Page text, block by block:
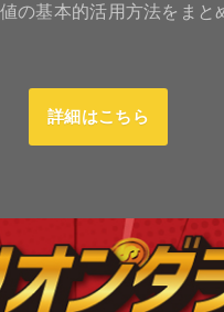
の基本的活用方法をまと
詳細はこちら